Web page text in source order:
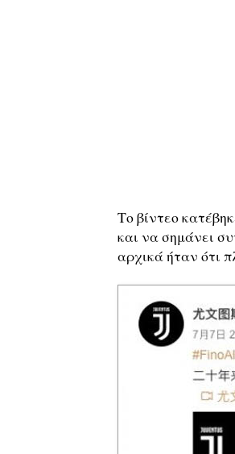
Το βίντεο
και να σημάνει
αρχικά ήταν ότι